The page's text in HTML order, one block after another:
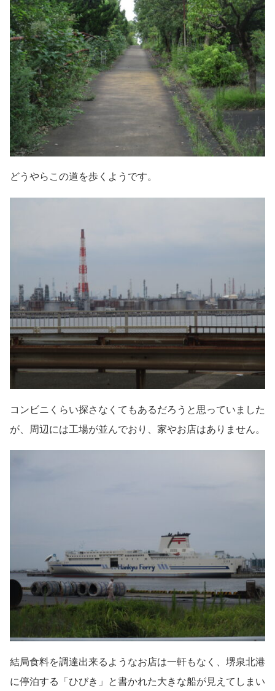
どうやらこの道を歩くようです。
コンビニくらい探さなくてもあるだろうと思っていました
が、周辺には工場が並んでおり、家やお店はありません。
結局食料を調達出来るようなお店は一軒もなく、堺泉北港
に停泊する「ひびき」と書かれた大きな船が見えてしまい